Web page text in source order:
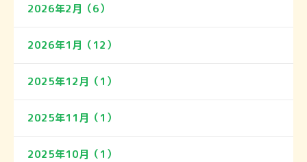
2026年2月（6）
2026年1月（12）
2025年12月（1）
2025年11月（1）
2025年10月（1）